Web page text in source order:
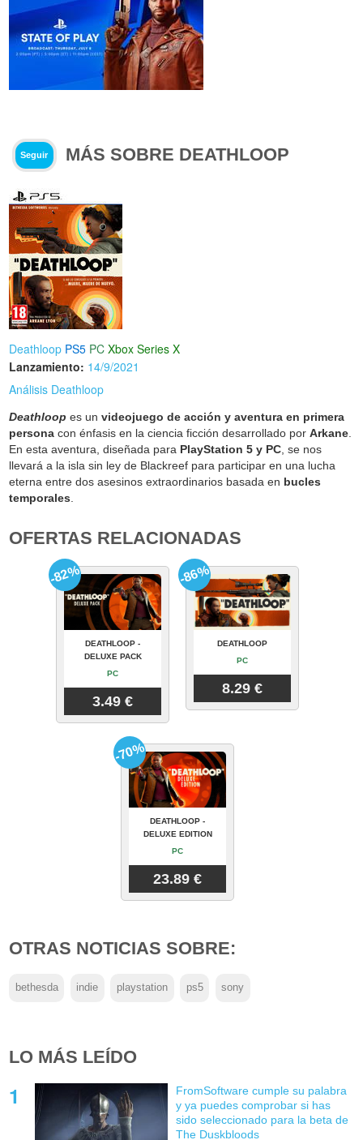
Seguir MÁS SOBRE DEATHLOOP
Deathloop PS5 PC Xbox Series X
Lanzamiento: 14/9/2021
Análisis Deathloop
Deathloop es unvideojuego de acción y aventura en primera
persona con énfasis en la ciencia ficción desarrollado porArkane
En esta aventura, diseñada para PlayStation 5 y PC , se nos
llevará a la isla sin ley de Blackreef para participar en una lucha
eterna entre dos asesinos extraordinarios basada en bucles
temporales
OFERTAS RELACIONADAS
DEATHLOOP -
DELUXE PACK
PC
3.49 €
-82%
DEATHLOOP
PC
8.29 €
-86%
DEATHLOOP -
DELUXE EDITION
PC
23.89 €
-70%
OTRAS NOTICIAS SOBRE:
bethesda indie playstation ps5 sony
LO MÁS LEÍDO
FromSoftware cumple su palabra
y ya puedes comprobar si has
sido seleccionado para la beta de
The Duskbloods